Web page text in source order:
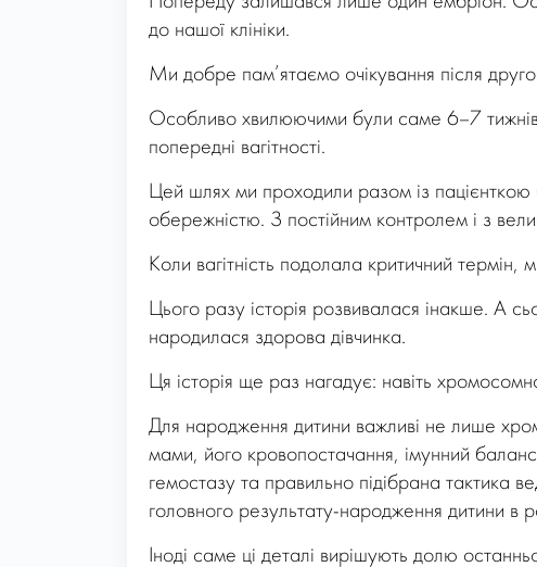
до нашої клініки.
Ми добре пам’ятаємо очікування після
Особливо хвилюючими були саме 6–7
попередні вагітності.
Цей шлях ми проходили разом із
обережністю. З постійним контролем і з
Коли вагітність подолала критичний
Цього разу історія розвивалася інакше. А
народилася здорова дівчинка.
Ця історія ще раз нагадує: навіть
Для народження дитини важливі не лише
мами, його кровопостачання, імунний
гемостазу та правильно підібрана тактика
головного результату-народження дитини в
Іноді саме ці деталі вирішують долю